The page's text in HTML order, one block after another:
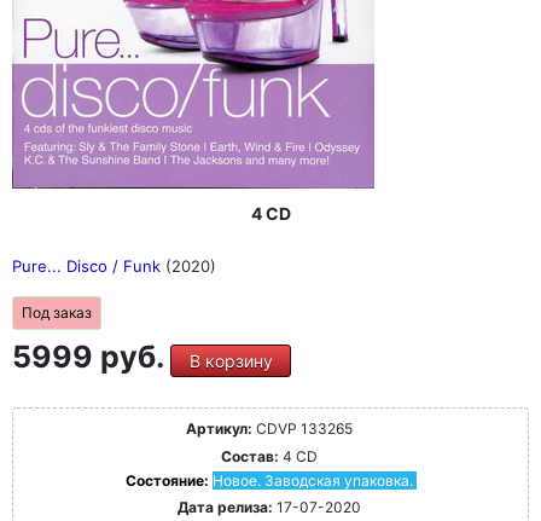
4 CD
Pure... Disco / Funk (2020)
Под заказ
5999 руб. В корзину
Артикул: CDVP 133265
Состав: 4 CD
Состояние: Новое. Заводская упаковка.
Дата релиза: 17-07-2020